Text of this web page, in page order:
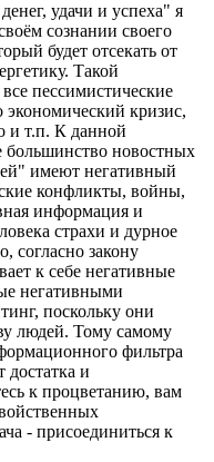
удачи и успеха" я
сознании своего
будет отсекать от
Такой
пессимистические
кризис,
и т.п. К данной
большинство новостных
имеют негативный
конфликты, войны,
информация и
страхи и дурное
согласно закону
к себе негативные
негативными
поскольку они
людей. Тому самому
фильтра
достатка и
к процветанию, вам
- присоединиться к